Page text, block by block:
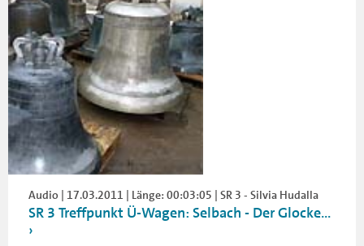
Audio | 17.03.2011 | Länge: 00:03:05 | SR 3 - Silvia Hudalla
SR 3 Treffpunkt Ü-Wagen: Selbach - Der Glocke...